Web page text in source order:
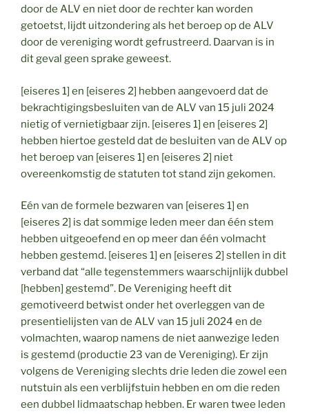
door de ALV en niet door de rechter kan worden
getoetst, lijdt uitzondering als het beroep op de ALV
door de vereniging wordt gefrustreerd. Daarvan is in
dit geval geen sprake geweest.
[eiseres 1] en [eiseres 2] hebben aangevoerd dat de
bekrachtigingsbesluiten van de ALV van 15 juli 2024
nietig of vernietigbaar zijn. [eiseres 1] en [eiseres 2]
hebben hiertoe gesteld dat de besluiten van de ALV op
het beroep van [eiseres 1] en [eiseres 2] niet
overeenkomstig de statuten tot stand zijn gekomen.
Eén van de formele bezwaren van [eiseres 1] en
[eiseres 2] is dat sommige leden meer dan één stem
hebben uitgeoefend en op meer dan één volmacht
hebben gestemd. [eiseres 1] en [eiseres 2] stellen in dit
verband dat “alle tegenstemmers waarschijnlijk dubbel
[hebben] gestemd”. De Vereniging heeft dit
gemotiveerd betwist onder het overleggen van de
presentielijsten van de ALV van 15 juli 2024 en de
volmachten, waarop namens de niet aanwezige leden
is gestemd (productie 23 van de Vereniging). Er zijn
volgens de Vereniging slechts drie leden die zowel een
nutstuin als een verblijfstuin hebben en om die reden
een dubbel lidmaatschap hebben. Er waren twee leden